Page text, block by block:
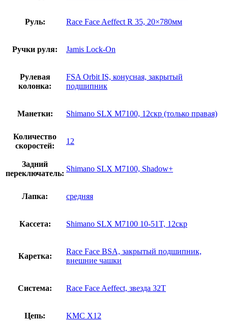
Руль: Race Face Aeffect R 35, 20×780мм
Ручки руля: Jamis Lock-On
Рулевая
колонка:
FSA Orbit IS, конусная, закрытый
подшипник
Манетки: Shimano SLX M7100, 12скр (только правая)
Количество
скоростей:
12
Задний
переключатель:
Shimano SLX M7100, Shadow+
Лапка: средняя
Кассета: Shimano SLX M7100 10-51T, 12скр
Каретка:
Race Face BSA, закрытый подшипник,
внешние чашки
Система: Race Face Aeffect, звезда 32T
Цепь: KMC X12